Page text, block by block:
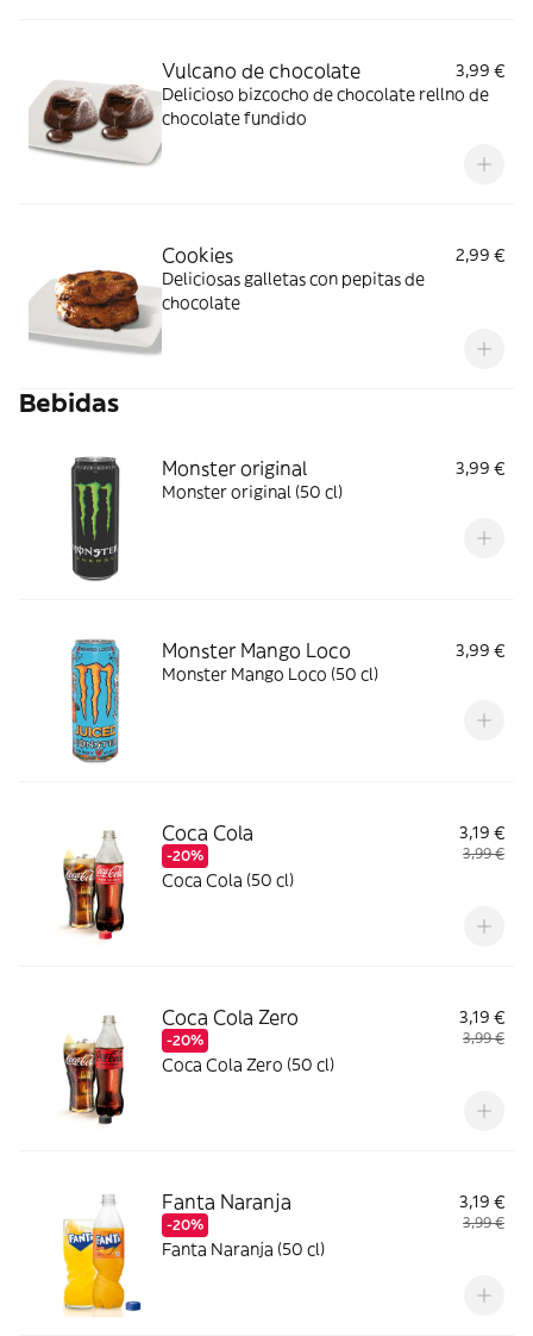
Vulcano de chocolate
3,99 €
Delicioso bizcocho de chocolate rellno de
chocolate fundido
Cookies
2,99 €
Deliciosas galletas con pepitas de
chocolate
Bebidas
Monster original
3,99 €
Monster original (50 cl)
Monster Mango Loco
3,99 €
Monster Mango Loco (50 cl)
Coca Cola
-20%
3,19 €
3,99 €
Coca Cola (50 cl)
Coca Cola Zero
-20%
3,19 €
3,99 €
Coca Cola Zero (50 cl)
Fanta Naranja
-20%
3,19 €
3,99 €
Fanta Naranja (50 cl)